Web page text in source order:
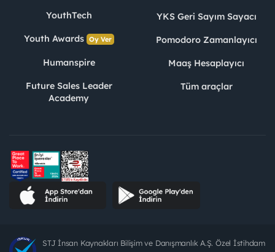
YouthTech
Youth Awards Oy Ver
Humanspire
Future Sales Leader
Academy
YKS Geri Sayım Sayacı
Pomodoro Zamanlayıcı
Maaş Hesaplayıcı
Tüm araçlar
STJ İnsan Kaynakları Bilişim ve Danışmanlık A.Ş. Özel İstihdam